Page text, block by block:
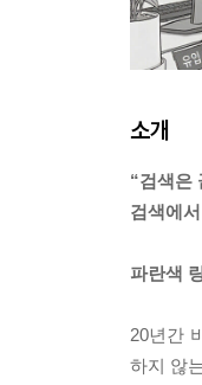
소개
“검색은
검색에
파란색
20년간
하지 않